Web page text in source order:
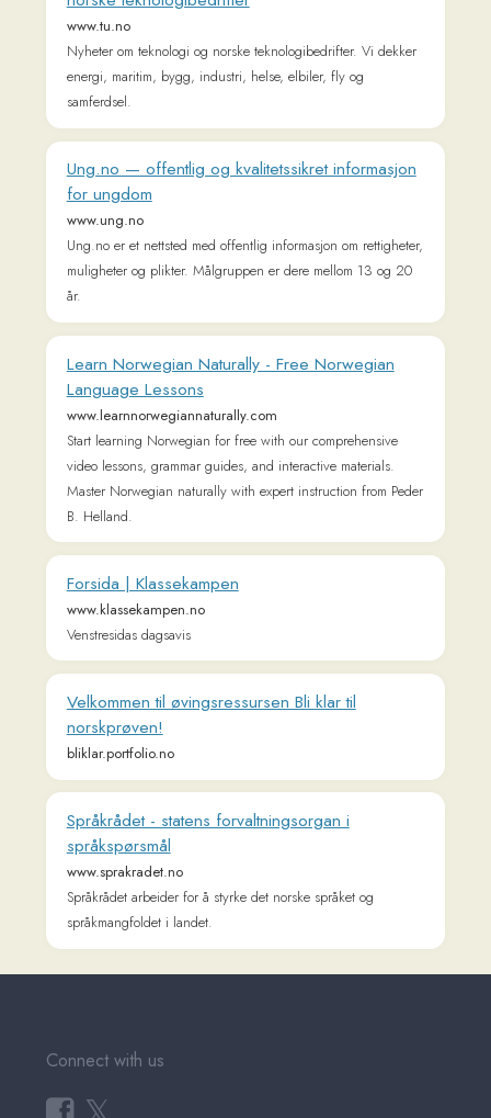
𝕏
Forum (Help, Feedback &
Community)
Tutorial Videos
Readlang Blog
Web Reader Extension &
Bookmarklet
Readlang for mobile
Landing Page
Supported Languages
Privacy Policy
Terms of Service
Pricing
User Testimonials
About & Contact